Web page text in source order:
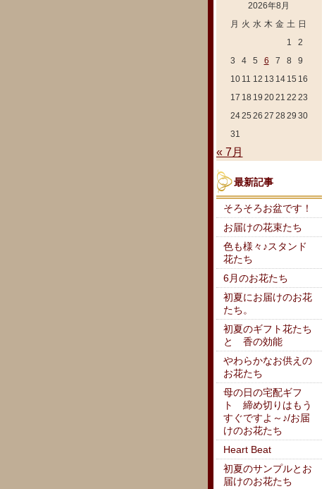
2026年8月
月 火 水 木 金 土 日
1
2
3
4 5 6 7 8
9
10 11 12 13 14 15 16
17 18 19 2021 22 23
2425 26 27 28 29 30
31
« 7月
最新記事
そろそろお盆です！
お届けの花束たち
色も様々♪スタンド
花たち
6月のお花たち
初夏にお届けのお花
たち。
初夏のギフト花たち
と 香の効能
やわらかなお供えの
お花たち
母の日の宅配ギフ
ト 締め切りはもう
すぐですよ～♪/お届
けのお花たち
Heart Beat
初夏のサンプルとお
届けのお花たち